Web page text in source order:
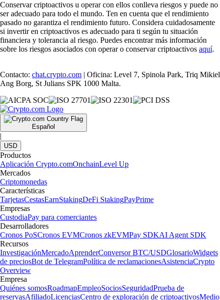
Conservar criptoactivos u operar con ellos conlleva riesgos y puede no
ser adecuado para todo el mundo. Ten en cuenta que el rendimiento
pasado no garantiza el rendimiento futuro. Considera cuidadosamente
si invertir en criptoactivos es adecuado para ti según tu situación
financiera y tolerancia al riesgo. Puedes encontrar más información
sobre los riesgos asociados con operar o conservar criptoactivos aquí.
Contacto: chat.crypto.com | Oficina: Level 7, Spinola Park, Triq Mikiel
Ang Borg, St Julians SPK 1000 Malta.
Español
|
USD
Productos
Aplicación Crypto.comOnchainLevel Up
Mercados
Criptomonedas
Características
TarjetasCestasEarnStakingDeFi StakingPayPrime
Empresas
CustodiaPay para comerciantes
Desarrolladores
Cronos PoSCronos EVMCronos zkEVMPay SDKAI Agent SDK
Recursos
InvestigaciónMercadoAprenderConversor BTC/USDGlosarioWidgets
de preciosBot de TelegramPolítica de reclamacionesAsistenciaCrypto
Overview
Empresa
Quiénes somosRoadmapEmpleoSociosSeguridadPrueba de
reservasAfiliadoLicenciasCentro de exploración de criptoactivosMedio